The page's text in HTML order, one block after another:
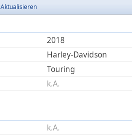
Aktualisieren
2018
Harley-Davidson
Touring
k.A.
k.A.